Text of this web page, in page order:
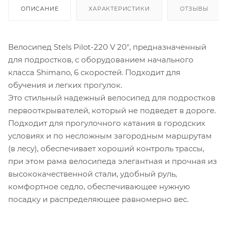
ОПИСАНИЕ ХАРАКТЕРИСТИКИ ОТЗЫВЫ
Велосипед Stels Pilot-220 V 20", предназначенный
для подростков, с оборудованием начального
класса Shimano, 6 скоростей. Подходит для
обучения и легких прогулок.
Это стильный надежный велосипед для подростков
первооткрывателей, который не подведет в дороге.
Подходит для прогулочного катания в городских
условиях и по несложным загородным маршрутам
(в лесу), обеспечивает хороший контроль трассы,
при этом рама велосипеда элегантная и прочная из
высококачественной стали, удобный руль,
комфортное седло, обеспечивающее нужную
посадку и распределяющее равномерно вес.